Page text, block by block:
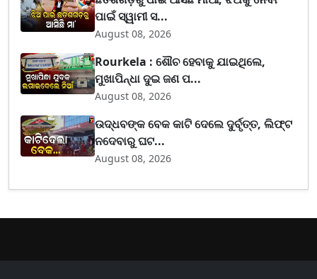
ପାଇଁ ସ୍ୱାମୀ ସ...
August 08, 2026
Rourkela : ଶୌଚ ହେବାକୁ ଯାଇଥିଲେ,
ମୁଖାପିନ୍ଧା ଦୁଇ ଜଣ ପ...
August 08, 2026
ଉଦ୍ଧବଙ୍କ ବେକ କାଟି ଦେଲେ ଦୁର୍ବୃତ୍ତ, ଲିଫ୍ଟ
ନଦେବାରୁ ଘଟ...
August 08, 2026